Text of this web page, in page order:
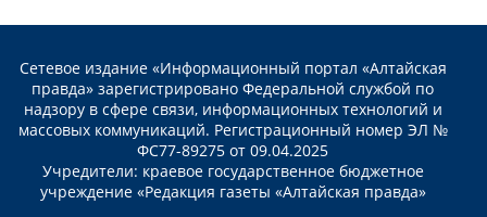
Сетевое издание «Информационный портал «Алтайская
правда» зарегистрировано Федеральной службой по
надзору в сфере связи, информационных технологий и
массовых коммуникаций. Регистрационный номер ЭЛ №
ФС77-89275 от 09.04.2025
Учредители: краевое государственное бюджетное
учреждение «Редакция газеты «Алтайская правда»